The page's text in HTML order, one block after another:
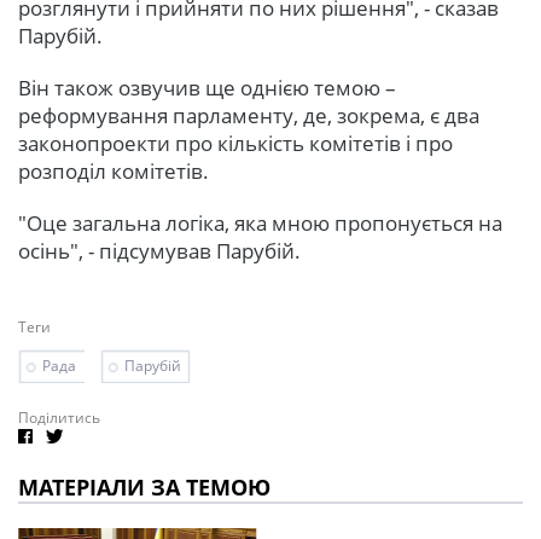
розглянути і прийняти по них рішення", - сказав
Парубій.
Він також озвучив ще однією темою –
реформування парламенту, де, зокрема, є два
законопроекти про кількість комітетів і про
розподіл комітетів.
"Оце загальна логіка, яка мною пропонується на
осінь", - підсумував Парубій.
Теги
Рада
Парубій
Поділитись
МАТЕРІАЛИ ЗА ТЕМОЮ